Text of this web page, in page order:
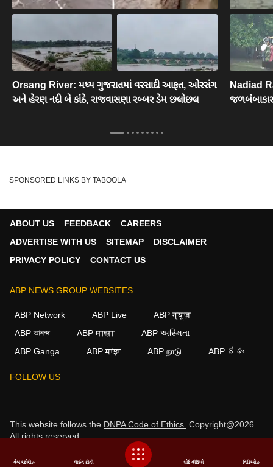
Orsang River: મધ્ય ગુજરાતમાં વરસાદી આફત, ઓરસંગ
અને હેરણ નદી બે કાંઠે, રાજવાસણા રબ્બર ડેમ છલોછલ
Nadiad
SPONSORED LINKS BY TABOOLA
ABOUT US FEEDBACK
CAREERS
ADVERTISE WITH US
SITEMAP
DISCLAIMER
PRIVACY POLICY
CONTACT US
ABP NEWS GROUP WEBSITES
ABP Network ABP Live
ABP न्यूज़
ABP আনন্দ
ABP माझा
ABP અસ્મિતા
ABP Ganga
ABP ਸਾਂਝਾ ABP நாடு ABP దేశం
FOLLOW US
This website follows the DNPA Code of Ethics. Copyright@2026.
All rights reserved.
વેબ સ્ટોરીઝ લાઈવ ટીવી શોર્ટ વીડિયો વિડિઓઝ